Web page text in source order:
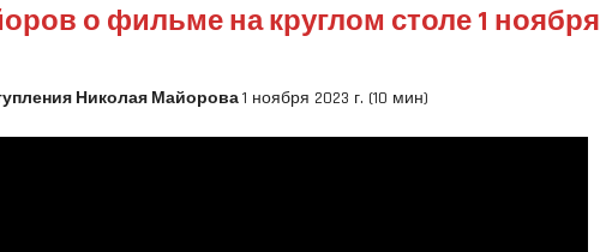
о фильме на круглом столе 1 ноября
Николая Майорова1 ноября 2023 г. (10 мин)